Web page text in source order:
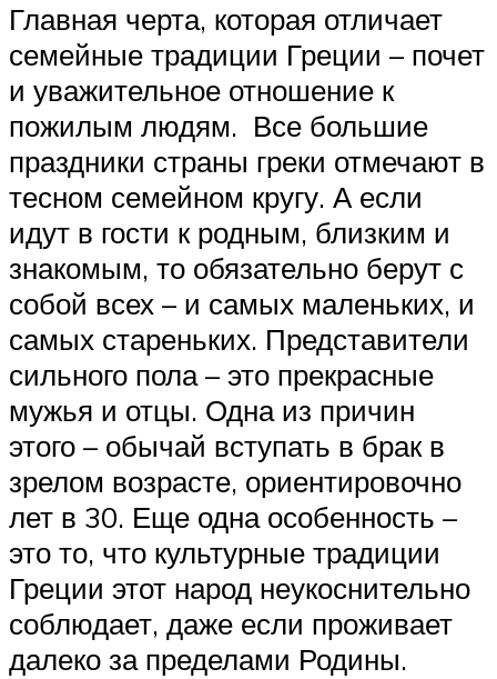
Главная черта, которая отличает
семейные традиции Греции – почет
и уважительное отношение к
пожилым людям. Все большие
праздники страны греки отмечают в
тесном семейном кругу. А если
идут в гости к родным, близким и
знакомым, то обязательно берут с
собой всех – и самых маленьких, и
самых стареньких. Представители
сильного пола – это прекрасные
мужья и отцы. Одна из причин
этого – обычай вступать в брак в
зрелом возрасте, ориентировочно
лет в 30. Еще одна особенность –
это то, что культурные традиции
Греции этот народ неукоснительно
соблюдает, даже если проживает
далеко за пределами Родины.